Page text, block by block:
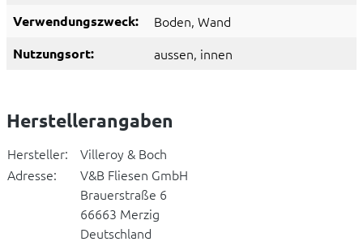
Verwendungszweck: Boden, Wand
Nutzungsort: aussen, innen
Herstellerangaben
Hersteller:
Villeroy & Boch
Adresse:
V&B Fliesen GmbH
Brauerstraße 6
66663 Merzig
Deutschland